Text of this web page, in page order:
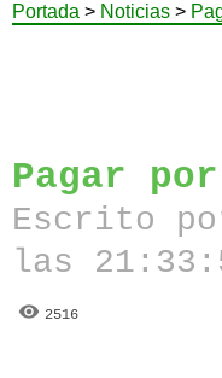
Portada > Noticias >
Pagar
Escrito
las
2516